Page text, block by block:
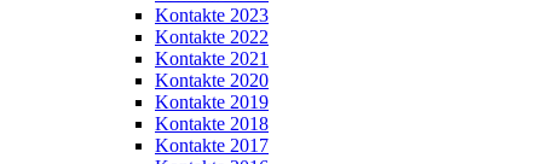
Kontakte 2023
Kontakte 2022
Kontakte 2021
Kontakte 2020
Kontakte 2019
Kontakte 2018
Kontakte 2017